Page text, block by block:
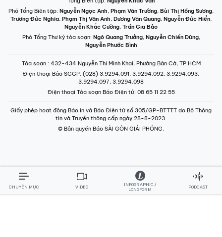
Phó Tổng Biên tập: Nguyễn Ngọc Anh, Phạm Văn Trường, Bùi Thị Hồng Sương,
Trương Đức Nghĩa, Phạm Thị Vân Anh, Dương Văn Quang, Nguyễn Đức Hiển,
Nguyễn Khắc Cường, Trần Gia Bảo
Phó Tổng Thư ký tòa soạn: Ngô Quang Trưởng, Nguyễn Chiến Dũng,
Nguyễn Phước Bình
Tòa soạn : 432-434 Nguyễn Thị Minh Khai, Phường Bàn Cờ, TP.HCM
Điện thoại Báo SGGP: (028) 3.9294.091, 3.9294.092, 3.9294.093,
3.9294.097, 3.9294.098
Điện thoại Tòa soạn Báo Điện tử: 08 65 11 22 55
Giấy phép hoạt động Báo in và Báo Điện tử số 305/GP-BTTTT do Bộ Thông
tin và Truyền thông cấp ngày 28-8-2023.
© Bản quyền Báo SÀI GÒN GIẢI PHÓNG.
CHUYÊN MỤC VIDEO
INFOGRAPHIC /
LONGFORM
PODCAST